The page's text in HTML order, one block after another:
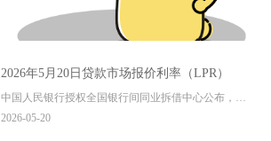
2026年5月20日贷款市场报价利率（LPR）
中国人民银行授权全国银行间同业拆借中心公布，
2026年5月20日贷款市场报价利率（LPR）为：1年期
2026-05-20